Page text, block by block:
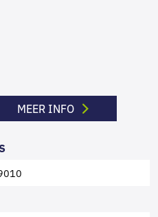
MEER INFO